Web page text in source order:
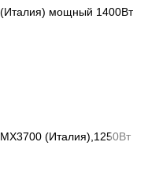
мощный 1400Вт